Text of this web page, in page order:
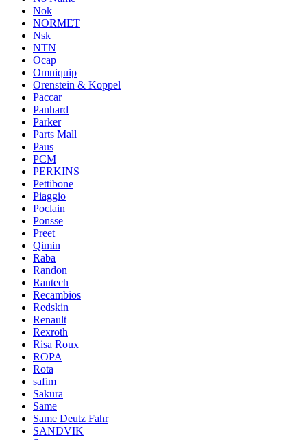
Nok
NORMET
Nsk
NTN
Ocap
Omniquip
Orenstein & Koppel
Paccar
Panhard
Parker
Parts Mall
Paus
PCM
PERKINS
Pettibone
Piaggio
Poclain
Ponsse
Preet
Qimin
Raba
Randon
Rantech
Recambios
Redskin
Renault
Rexroth
Risa Roux
ROPA
Rota
safim
Sakura
Same
Same Deutz Fahr
SANDVIK